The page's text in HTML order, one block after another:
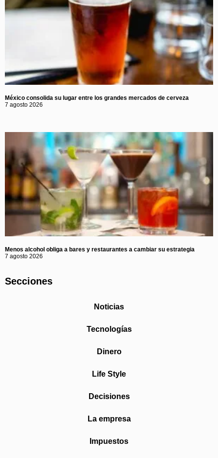
México consolida su lugar entre los grandes mercados de cerveza
7 agosto 2026
Menos alcohol obliga a bares y restaurantes a cambiar su estrategia
7 agosto 2026
Secciones
Noticias
Tecnologías
Dinero
Life Style
Decisiones
La empresa
Impuestos